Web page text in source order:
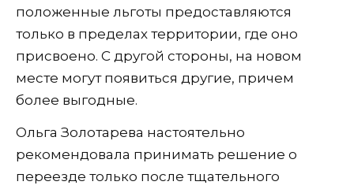
положенные льготы предоставляются
только в пределах территории, где оно
присвоено. С другой стороны, на новом
месте могут появиться другие, причем
более выгодные.
Ольга Золотарева настоятельно
рекомендовала принимать решение о
переезде только после тщательного